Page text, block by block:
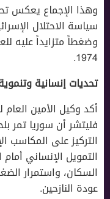
وهذا الإجماع يعكس
سياسة الاحتلال
وضغطاً متزايداً عليه
1974.
تحديات إنسانية
أكد وكيل الأمين
فليتشر أن سوريا تمر
التركيز على المكاسب
التمويل الإنساني
السكان، واستمرار
عودة النازحين.